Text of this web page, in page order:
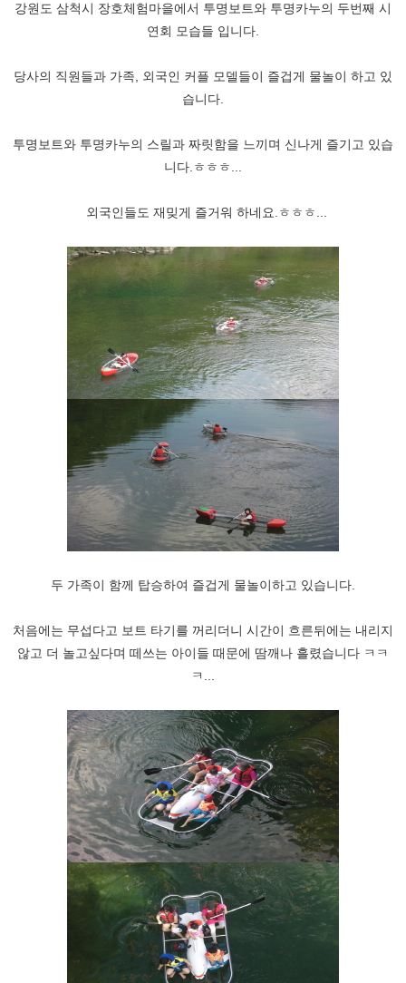
강원도 삼척시 장호체험마을에서 투명보트와 투명카누의 두번째 시
연회 모습들 입니다.
당사의 직원들과 가족, 외국인 커플 모델들이 즐겁게 물놀이 하고 있
습니다.
투명보트와 투명카누의 스릴과 짜릿함을 느끼며 신나게 즐기고 있습
니다.ㅎㅎㅎ...
외국인들도 재밎게 즐거워 하네요.ㅎㅎㅎ...
두 가족이 함께 탑승하여 즐겁게 물놀이하고 있습니다.
처음에는 무섭다고 보트 타기를 꺼리더니 시간이 흐른뒤에는 내리지
않고 더 놀고싶다며 떼쓰는 아이들 때문에 땀깨나 흘렸습니다 ㅋㅋ
ㅋ...